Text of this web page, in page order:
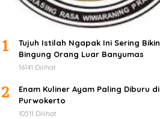
1
Tujuh Istilah Ngapak Ini Sering Bikin
Bingung Orang Luar Banyumas
16141 Dilihat
2
Enam Kuliner Ayam Paling Diburu di
Purwokerto
10511 Dilihat